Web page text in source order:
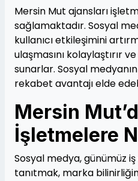
Mersin Mut ajansları
sağlamaktadır. Sosyal
kullanıcı etkileşimini
ulaşmasını kolaylaştırır
sunarlar. Sosyal
rekabet avantajı elde
Mersin
İşletmelere
Sosyal medya, günümüz
tanıtmak, marka